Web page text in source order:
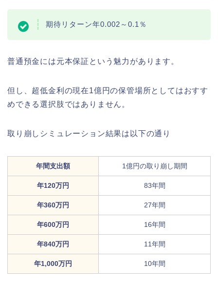
期待リターン年0.002～0.1％
普通預金には元本保証という魅力があります。
但し、超低金利の現在1億円の保管場所としてはおすす
めできる選択肢ではありません。
取り崩しシミュレーション結果は以下の通り
年間支出額 1億円の取り崩し期間
年120万円 83年間
年360万円 27年間
年600万円 16年間
年840万円 11年間
年1,000万円 10年間